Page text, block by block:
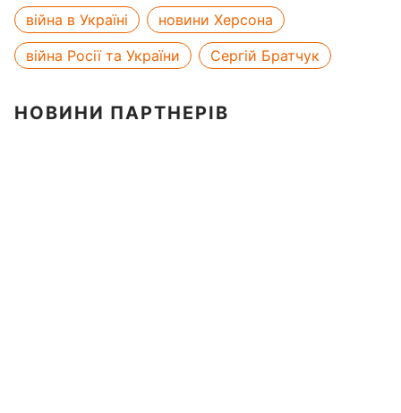
війна в Україні
новини Херсона
війна Росії та України
Сергій Братчук
НОВИНИ ПАРТНЕРІВ